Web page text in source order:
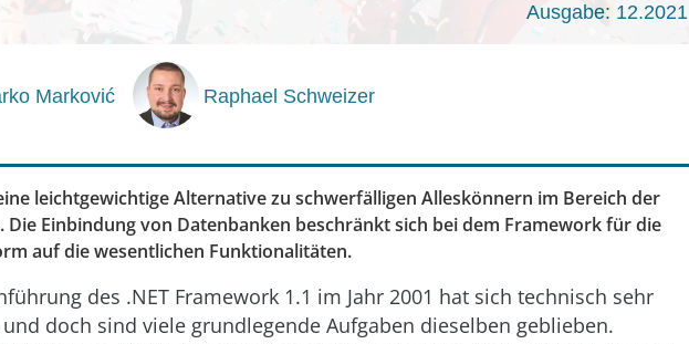
Ausgabe: 12.2021
Marković Raphael Schweizer
leichtgewichtige Alternative zu schwerfälligen Alleskönnern im Bereich der
Die Einbindung von Datenbanken beschränkt sich bei dem Framework für die
auf die wesentlichen Funktionalitäten.
des .NET Framework 1.1 im Jahr 2001 hat sich technisch sehr
doch sind viele grundlegende Aufgaben dieselben geblieben.